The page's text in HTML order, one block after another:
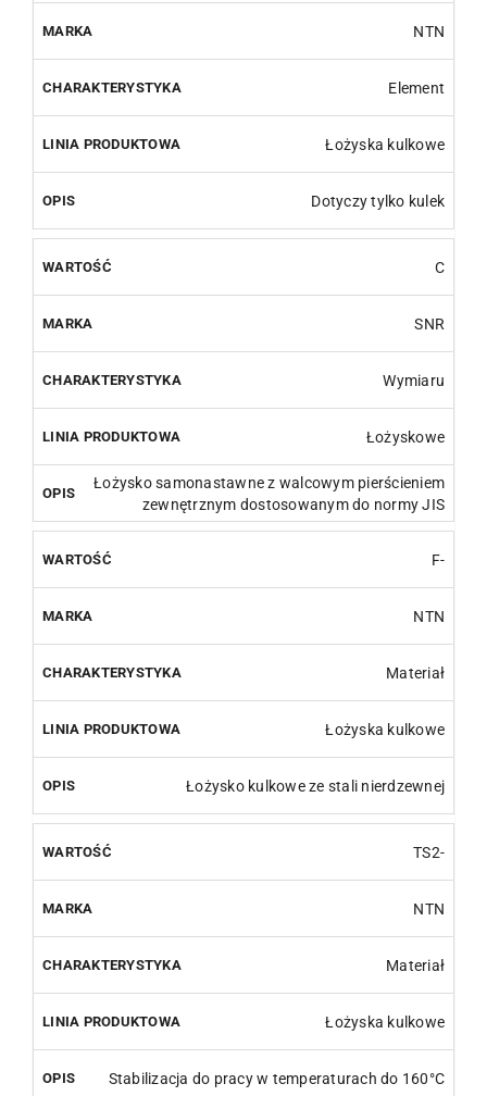
NTN
Element
Łożyska kulkowe
Dotyczy tylko kulek
C
SNR
Wymiaru
Łożyskowe
Łożysko samonastawne z walcowym pierścieniem
zewnętrznym dostosowanym do normy JIS
F-
NTN
Materiał
Łożyska kulkowe
Łożysko kulkowe ze stali nierdzewnej
TS2-
NTN
Materiał
Łożyska kulkowe
Stabilizacja do pracy w temperaturach do 160°C